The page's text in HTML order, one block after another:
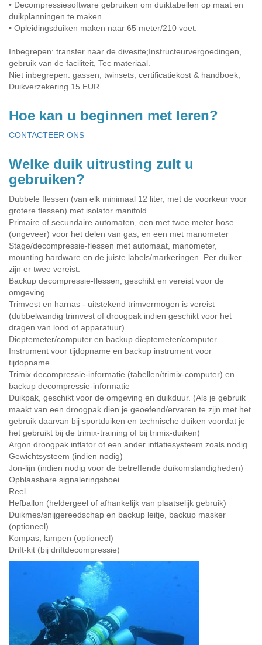
• Decompressiesoftware gebruiken om duiktabellen op maat en
duikplanningen te maken
• Opleidingsduiken maken naar 65 meter/210 voet.
Inbegrepen: transfer naar de divesite;Instructeurvergoedingen,
gebruik van de faciliteit, Tec materiaal.
Niet inbegrepen: gassen, twinsets, certificatiekost & handboek,
Duikverzekering 15 EUR
Hoe kan u beginnen met leren?
CONTACTEER ONS
Welke duik uitrusting zult u
gebruiken?
Dubbele flessen (van elk minimaal 12 liter, met de voorkeur voor
grotere flessen) met isolator manifold
Primaire of secundaire automaten, een met twee meter hose
(ongeveer) voor het delen van gas, en een met manometer
Stage/decompressie-flessen met automaat, manometer,
mounting hardware en de juiste labels/markeringen. Per duiker
zijn er twee vereist.
Backup decompressie-flessen, geschikt en vereist voor de
omgeving.
Trimvest en harnas - uitstekend trimvermogen is vereist
(dubbelwandig trimvest of droogpak indien geschikt voor het
dragen van lood of apparatuur)
Dieptemeter/computer en backup dieptemeter/computer
Instrument voor tijdopname en backup instrument voor
tijdopname
Trimix decompressie-informatie (tabellen/trimix-computer) en
backup decompressie-informatie
Duikpak, geschikt voor de omgeving en duikduur. (Als je gebruik
maakt van een droogpak dien je geoefend/ervaren te zijn met het
gebruik daarvan bij sportduiken en technische duiken voordat je
het gebruikt bij de trimix-training of bij trimix-duiken)
Argon droogpak inflator of een ander inflatiesysteem zoals nodig
Gewichtsysteem (indien nodig)
Jon-lijn (indien nodig voor de betreffende duikomstandigheden)
Opblaasbare signaleringsboei
Reel
Hefballon (heldergeel of afhankelijk van plaatselijk gebruik)
Duikmes/snijgereedschap en backup leitje, backup masker
(optioneel)
Kompas, lampen (optioneel)
Drift-kit (bij driftdecompressie)